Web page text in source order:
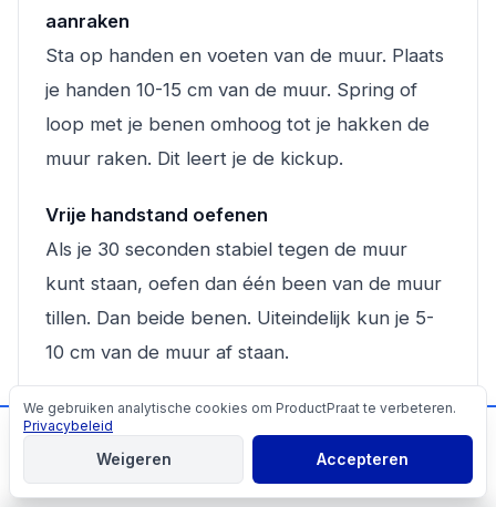
aanraken
Sta op handen en voeten van de muur. Plaats
je handen 10-15 cm van de muur. Spring of
loop met je benen omhoog tot je hakken de
muur raken. Dit leert je de kickup.
Vrije handstand oefenen
Als je 30 seconden stabiel tegen de muur
kunt staan, oefen dan één been van de muur
tillen. Dan beide benen. Uiteindelijk kun je 5-
10 cm van de muur af staan.
💡 Tip
Film jezelf bij het oefenen van handstand. Je
denkt misschien dat je schouders boven je
Cookies
We gebruiken analytische cookies om ProductPraat te verbeteren.
Privacybeleid
Weigeren Accepteren
📬Mis geen producttips!
Aanmelden